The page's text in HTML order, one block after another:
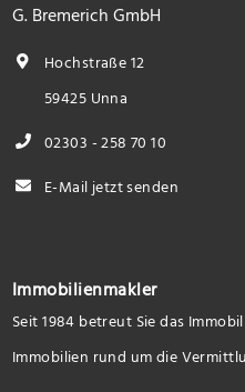
G. Bremerich GmbH
Hochstraße 12
59425 Unna
02303 - 258 70 10
E-Mail jetzt senden
Immobilienmakler
Seit 1984 betreut Sie das
Immobilien rund um die